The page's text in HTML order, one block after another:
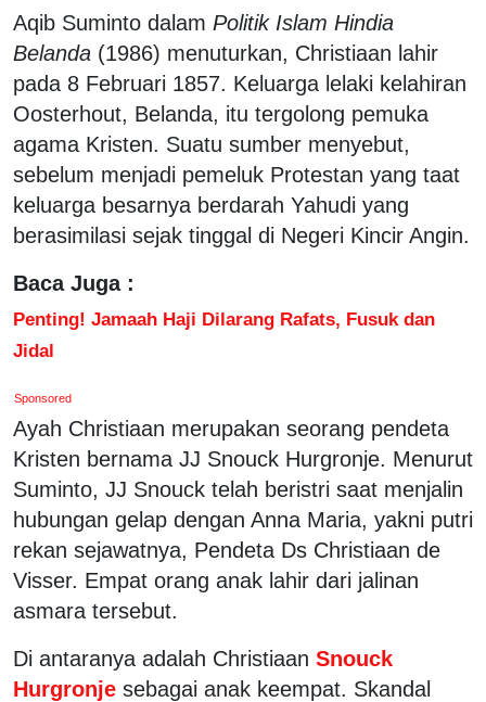
Aqib Suminto dalam Politik Islam Hindia
Belanda (1986) menuturkan, Christiaan lahir
pada 8 Februari 1857. Keluarga lelaki kelahiran
Oosterhout, Belanda, itu tergolong pemuka
agama Kristen. Suatu sumber menyebut,
sebelum menjadi pemeluk Protestan yang taat
keluarga besarnya berdarah Yahudi yang
berasimilasi sejak tinggal di Negeri Kincir Angin.
Baca Juga :
Penting! Jamaah Haji Dilarang Rafats, Fusuk dan
Jidal
Sponsored
Ayah Christiaan merupakan seorang pendeta
Kristen bernama JJ Snouck Hurgronje. Menurut
Suminto, JJ Snouck telah beristri saat menjalin
hubungan gelap dengan Anna Maria, yakni putri
rekan sejawatnya, Pendeta Ds Christiaan de
Visser. Empat orang anak lahir dari jalinan
asmara tersebut.
Di antaranya adalah Christiaan Snouck
Hurgronje sebagai anak keempat. Skandal